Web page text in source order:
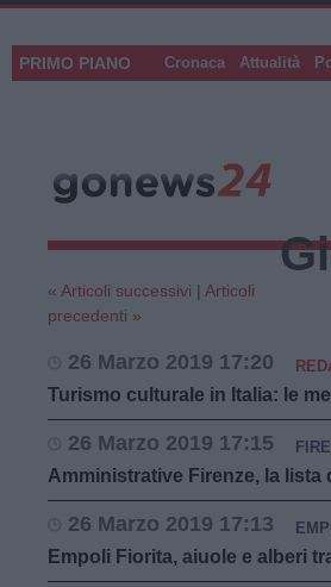
PRIMO PIANO Cronaca Attualità
« Articoli successivi | Articoli
precedenti »
26 Marzo 2019 17:20
Turismo culturale in Italia: le
26 Marzo 2019 17:15
Amministrative Firenze, la
26 Marzo 2019 17:13
Empoli Fiorita, aiuole e alberi